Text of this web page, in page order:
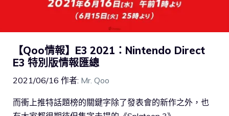
【Qoo情報】E3 2021：Nintendo Direct
E3 特別版情報匯總
2021/06/16 作者: Mr. Qoo
而衝上推特話題榜的關鍵字除了發表會的新作之外，也